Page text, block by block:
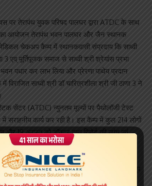
पर तेरापंथ युवक परिषद पालघर द्वारा ATDC के साथ
आयोजन तेरापंथ भवन पालघर और जैन स्थानक
चेकअप कैम्प में स्थानकवासी संप्रदाय कि साध्वी
3 एव् मूर्तिपूजक समाज से साध्वी श्री श्रेयांस प्रभा
भवन पधार कर लाभ लिया और प्रेरणा पाथेय प्रदान
विराजित साध्वी श्री डॉ चारित्रशीला श्री जी ठाणा 3 ने
सेंटर (ATDC) न्युनतम मूल्यों पर पैथोलॉजी टेस्ट
सराहनीय कार्य कर रही है। इस कैम्प में कुल 214 लोगों
19 अगस्त को डॉक्टर द्वारा रिपोर्ट की जांच एवं
गया है।
ATDC के प्रचार प्रसार हेतु सभी युवावों ने
युवावों ने कड़ी मेहनत की। कैम्प को सफल बनाने में तेयुप
भावेश सिसोदिया के साथ तेरापंथ की सभी सभा